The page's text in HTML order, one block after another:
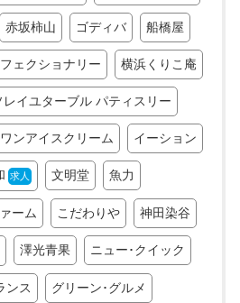
赤坂柿山 ゴディバ 船橋屋
ェクショナリー 横浜くりこ庵
イユターブル パティスリー
ンアイスクリーム イーション
求人 文明堂 魚力
ーム こだわりや 神田染谷
澤光青果 ニュー･クイック
ンス グリーン･グルメ